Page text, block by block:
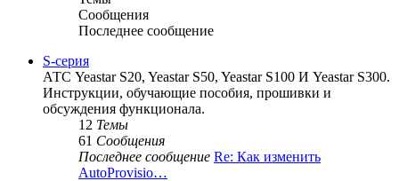
Сообщения
Последнее сообщение
S-серия
АТС Yeastar S20, Yeastar S50, Yeastar S100 И Yeastar S300.
Инструкции, обучающие пособия, прошивки и
обсуждения функционала.
12 Темы
61 Сообщения
Последнее сообщение Re: Как изменить
AutoProvisio…